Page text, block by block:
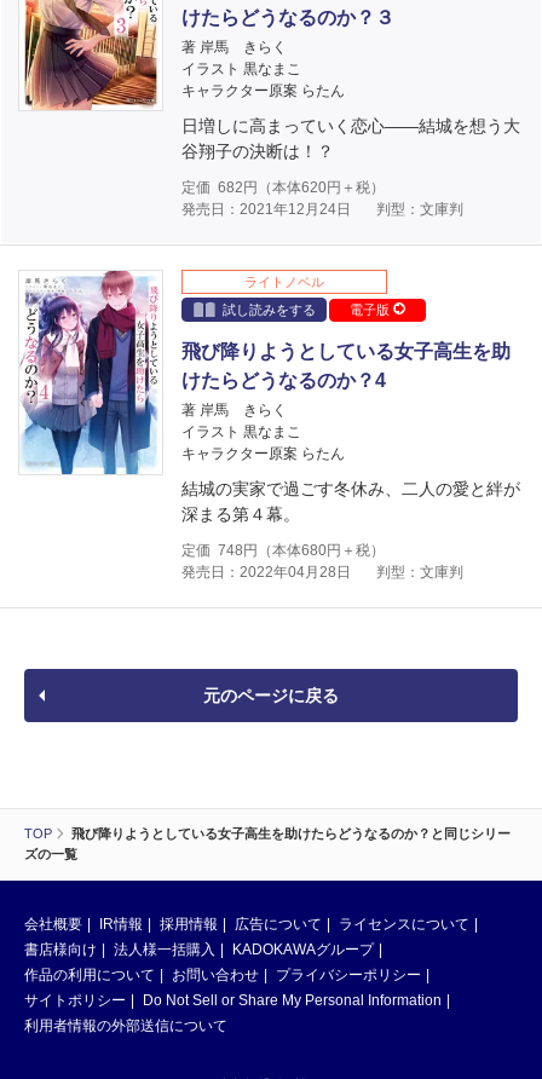
TOP
飛び降りようとしている女子高生を助けたらどうなるのか？と同じシリー
ズの一覧
けたらどうなるのか？３
著 岸馬 きらく
イラスト 黒なまこ
キャラクター原案 らたん
日増しに高まっていく恋心――結城を想う大
谷翔子の決断は！？
定価 682 円（本体620円＋税）
発売日：2021年12月24日
判型：文庫判
ライトノベル
試し読みをする
電子版
飛び降りようとしている女子高生を助
けたらどうなるのか？4
著 岸馬 きらく
イラスト 黒なまこ
キャラクター原案 らたん
結城の実家で過ごす冬休み、二人の愛と絆が
深まる第４幕。
定価 748 円（本体680円＋税）
発売日：2022年04月28日
判型：文庫判
元のページに戻る
会社概要 IR情報 採用情報 広告について
ライセンスについて
書店様向け
法人様一括購入
KADOKAWAグループ
作品の利用について
お問い合わせ
プライバシーポリシー
サイトポリシー
Do Not Sell or Share My Personal Information
利用者情報の外部送信について